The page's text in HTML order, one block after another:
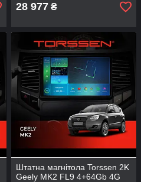
28 977 ₴
Штатна магнітола Torssen 2K
Geely MK2 FL9 4+64Gb 4G